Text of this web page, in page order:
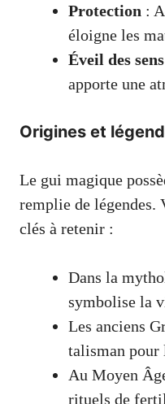
Protection :
éloigne les
Éveil des sens
apporte une
Origines et
Le gui magique
remplie de légendes.
clés à retenir :
Dans la
symbolise la
Les anciens
talisman pour
Au Moyen
rituels de